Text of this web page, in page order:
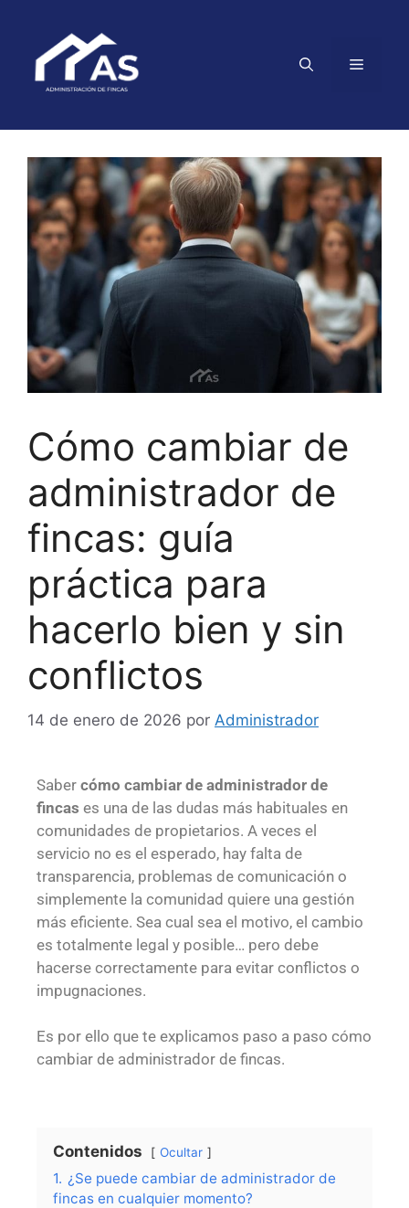
Cómo cambiar de
administrador de
fincas: guía
práctica para
hacerlo bien y sin
conflictos
14 de enero de 2026 por Administrador
Saber cómo cambiar de administrador de
fincas es una de las dudas más habituales en
comunidades de propietarios. A veces el
servicio no es el esperado, hay falta de
transparencia, problemas de comunicación o
simplemente la comunidad quiere una gestión
más eficiente. Sea cual sea el motivo, el cambio
es totalmente legal y posible… pero debe
hacerse correctamente para evitar conflictos o
impugnaciones.
Es por ello que te explicamos paso a paso cómo
cambiar de administrador de fincas.
Contenidos Ocultar
1. ¿Se puede cambiar de administrador de
fincas en cualquier momento?